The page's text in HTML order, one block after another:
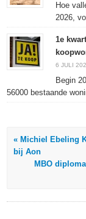
Hoe
2026,
1e
6 JULI
Begin
56000 bestaande
« Michiel Ebeling
bij Aon
MBO